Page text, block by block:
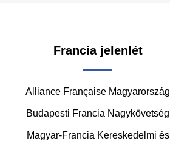
Francia jelenlét
Alliance Française Magyarország
Budapesti Francia Nagykövetség
Magyar-Francia Kereskedelmi és